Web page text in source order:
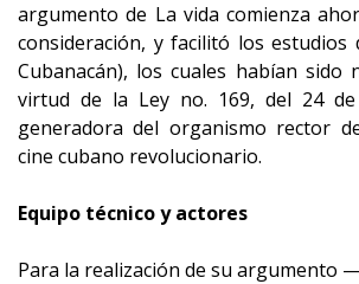
argumento de La vida comienza
consideración, y facilitó los estudios
Cubanacán), los cuales habían sido
virtud de la Ley no. 169, del 24
generadora del organismo rector
cine cubano revolucionario.
Equipo técnico y actores
Para la realización de su argumento